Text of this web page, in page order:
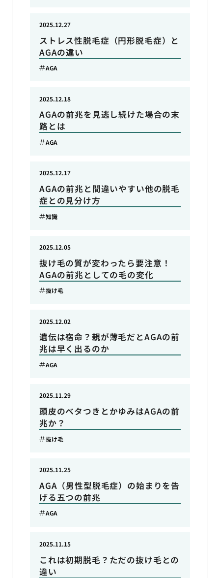
ストレス性脱毛症（円形脱毛症）と
AGAの違い
2025.12.27
AGA
AGAの前兆を見逃し続けた場合の末
路とは
2025.12.18
AGA
AGAの前兆と間違いやすい他の脱毛
症との見分け方
2025.12.17
知識
抜け毛の質が変わったら要注意！
AGAの前兆としての毛の変化
2025.12.05
抜け毛
遺伝は宿命？親が薄毛だとAGAの前
兆は早く出るのか
2025.12.02
AGA
頭皮のベタつきとかゆみはAGAの前
兆か？
2025.11.29
抜け毛
AGA（男性型脱毛症）の始まりを告
げる五つの前兆
2025.11.25
AGA
これは初期脱毛？ただの抜け毛との
違い
2025.11.15